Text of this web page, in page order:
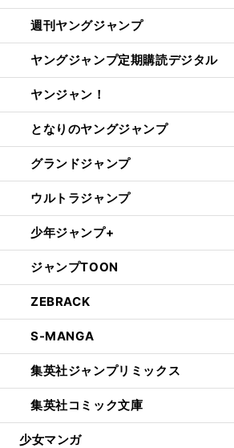
週刊ヤングジャンプ
ヤングジャンプ定期購読デジタル
ヤンジャン！
となりのヤングジャンプ
グランドジャンプ
ウルトラジャンプ
少年ジャンプ+
ジャンプTOON
ZEBRACK
S-MANGA
集英社ジャンプリミックス
集英社コミック文庫
少女マンガ